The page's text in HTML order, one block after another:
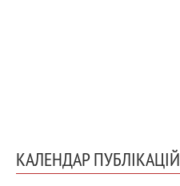
КАЛЕНДАР ПУБЛІКАЦІЙ